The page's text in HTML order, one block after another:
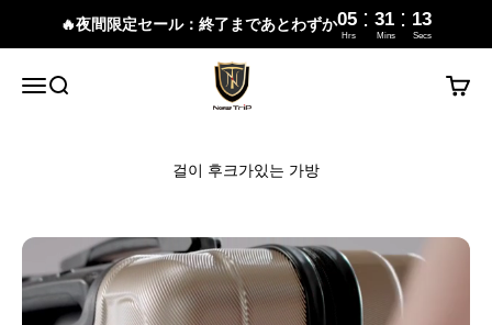
🔥夜間限定セール：終了まであとわずか05 : 31 : 12
Hrs Mins Secs
메뉴검색
New Trip
장바
걸이 후크가있는 가방